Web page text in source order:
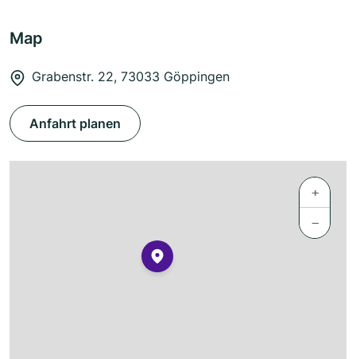
Map
Grabenstr. 22, 73033 Göppingen
Anfahrt planen
+
−